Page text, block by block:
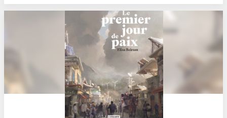
violence....